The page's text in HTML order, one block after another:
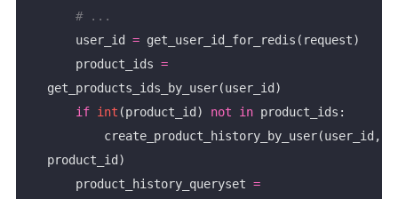
# ...
    user_id
=
    product_ids
=
if int (product_id) not in
    product_history_queryset
=